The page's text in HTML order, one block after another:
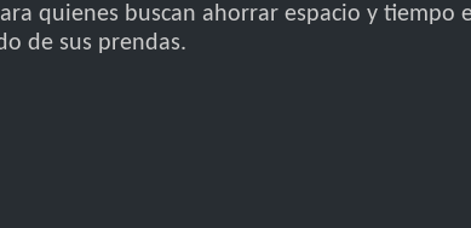
quienes buscan ahorrar espacio y tiempo
de sus prendas.